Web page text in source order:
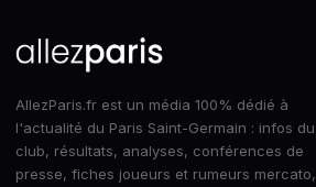
AllezParis.fr est un média 100% dédié à
l'actualité du Paris Saint-Germain : infos du
club, résultats, analyses, conférences de
presse, fiches joueurs et rumeurs mercato,